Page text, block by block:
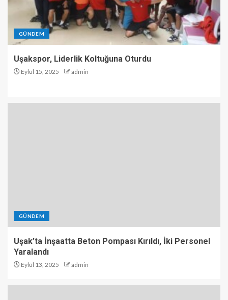
GÜNDEM
Uşakspor, Liderlik Koltuğuna Oturdu
Eylül 15, 2025 admin
GÜNDEM
Uşak’ta İnşaatta Beton Pompası Kırıldı, İki Personel
Yaralandı
Eylül 13, 2025 admin